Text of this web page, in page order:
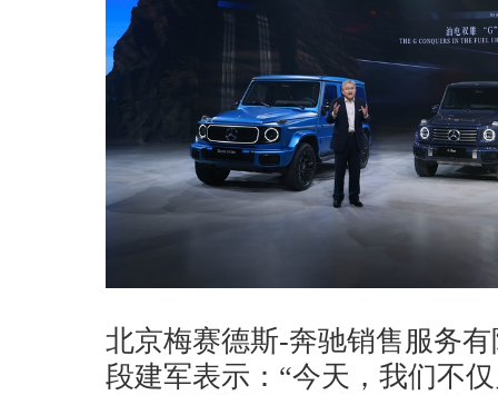
北京梅赛德斯-奔驰销售服务
段建军表示：“今天，我们不